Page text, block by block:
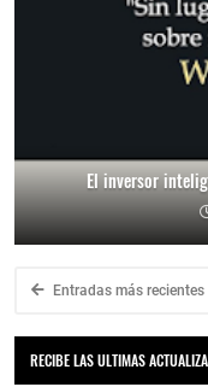
El inversor
Entradas más recientes
RECIBE LAS ULTIMAS